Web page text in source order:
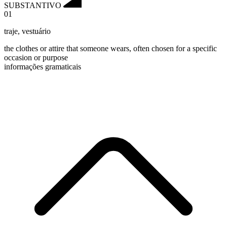
SUBSTANTIVO
01
traje, vestuário
the clothes or attire that someone wears, often chosen for a specific
occasion or purpose
informações gramaticais